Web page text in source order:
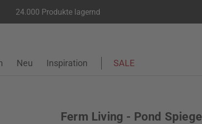
24.000 Produkte lagernd
Neu Inspiration SALE
Ferm Living - Pond Spiegel